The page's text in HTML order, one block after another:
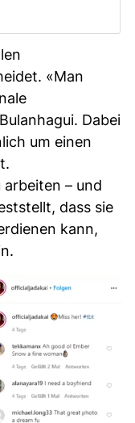
«Man
Dabei
um einen
– und
dass sie
kann,